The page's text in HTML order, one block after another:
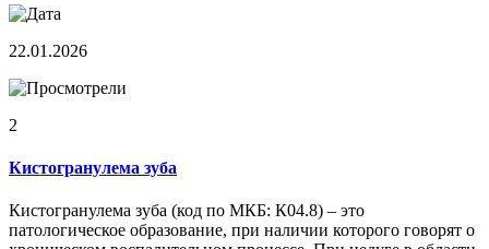
22.01.2026
2
Кистогранулема зуба
Кистогранулема зуба (код по МКБ: К04.8) – это
патологическое образование, при наличии которого говорят о